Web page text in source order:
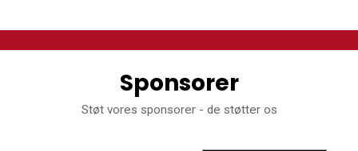
Sponsorer
Støt vores sponsorer - de støtter os